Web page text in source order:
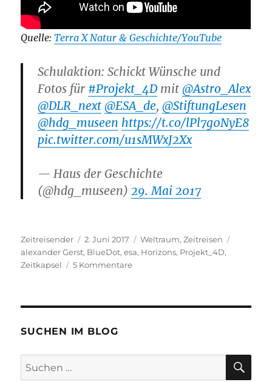
Quelle:Terra X Natur & Geschichte/YouTube
Schulaktion: Schickt Wünsche und
Fotos für #Projekt_4D mit@Astro_Alex
@DLR_next @ESA_de,@StiftungLesen
@hdg_museen https://t.co/lPl7g0NyE8
pic.twitter.com/u1sMWxJ2Xx
— Haus der Geschichte
(@hdg_museen)29. Mai 2017
Autor
Zeitreisender
Veröffentlicht
am
2. Juni 2017 Kategorien
Weltraum,Zeitreisen
alexander Gerst, BlueDot,esa, Horizons, Projekt_4D,
Zeitkapsel
5 Kommentarezu
ESA-
Alexander
SUCHEN IM BLOG
Suchen
nach: